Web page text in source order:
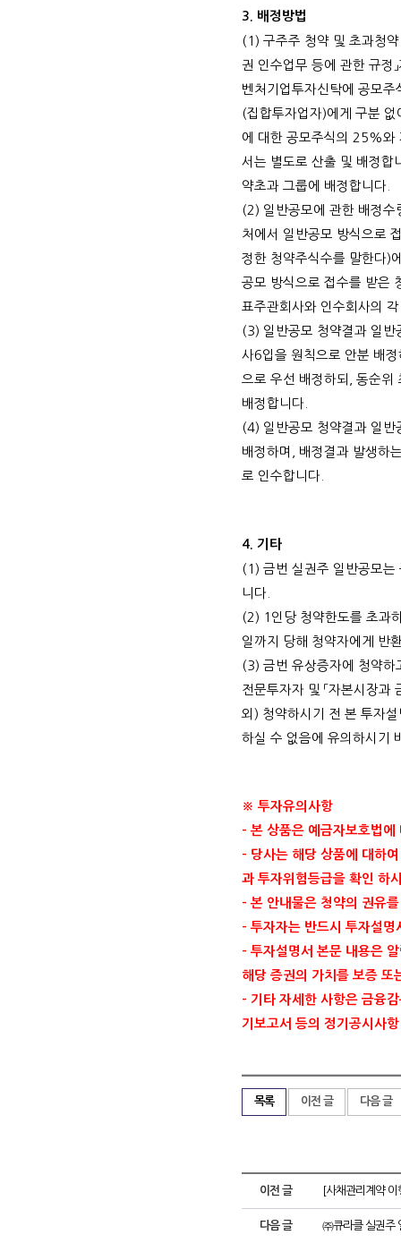
3. 배정방법
(1) 구주주 청약 및 초과청
권 인수업무 등에 관한 규정
벤처기업투자신탁에 공모주
(집합투자업자)에게 구분 없
에 대한 공모주식의 25%와
서는 별도로 산출 및 배정합
약초과 그룹에 배정합니다
(2) 일반공모에 관한 배정
처에서 일반공모 방식으로
정한 청약주식수를 말한다)
공모 방식으로 접수를 받은
표주관회사와 인수회사의
(3) 일반공모 청약결과 일
사6입을 원칙으로 안분 배
으로 우선 배정하되
동순위
배정합니다
(4) 일반공모 청약결과 일
배정하며
배정결과 발생하
로 인수합니다
4. 기타
(1) 금번 실권주 일반공모는
니다
(2) 1 인당 청약한도를 초과
일까지 당해 청약자에게 반
(3) 금번 유상증자에 청약하
전문투자자 및 「자본시장과
외 ) 청약하시기 전 본 투자
하실 수 없음에 유의하시기
※ 투자유의사항
- 본 상품은 예금자보호법에
- 당사는 해당 상품에 대하
과 투자위험등급을 확인 하
- 본 안내물은 청약의 권유
- 투자자는 반드시 투자설명
- 투자설명서 본문 내용은
해당 증권의 가치를 보증 또
- 기타 자세한 사항은 금융
기보고서 등의 정기공시사
목록 이전 글 다음 글
이전 글 [사채관리계약
다음 글 ㈜큐라클 실권주